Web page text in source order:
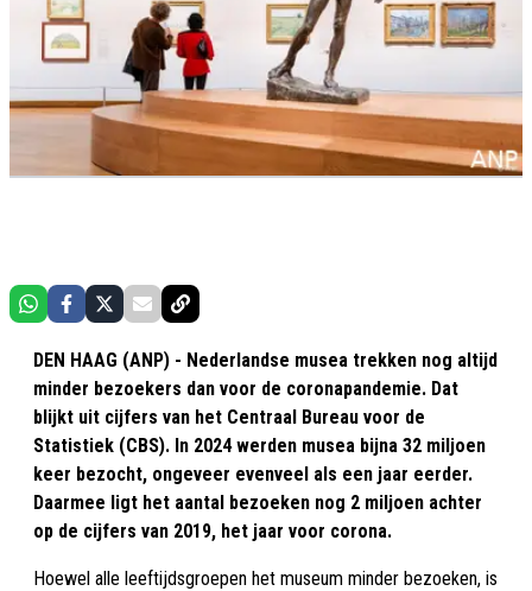
DEN HAAG (ANP) - Nederlandse musea trekken nog altijd
minder bezoekers dan voor de coronapandemie. Dat
blijkt uit cijfers van het Centraal Bureau voor de
Statistiek (CBS). In 2024 werden musea bijna 32 miljoen
keer bezocht, ongeveer evenveel als een jaar eerder.
Daarmee ligt het aantal bezoeken nog 2 miljoen achter
op de cijfers van 2019, het jaar voor corona.
Hoewel alle leeftijdsgroepen het museum minder bezoeken, is